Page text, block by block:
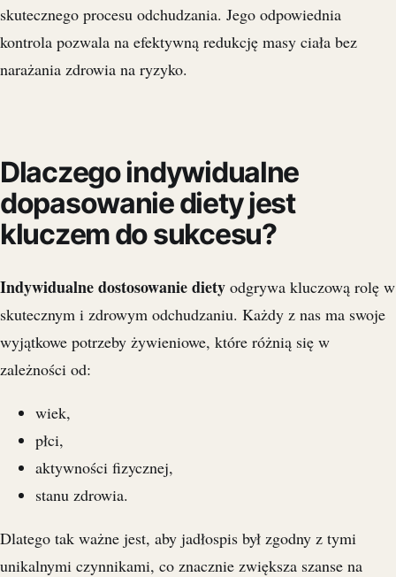
skutecznego procesu odchudzania. Jego odpowiednia
kontrola pozwala na efektywną redukcję masy ciała bez
narażania zdrowia na ryzyko.
Dlaczego indywidualne
dopasowanie diety jest
kluczem do sukcesu?
Indywidualne dostosowanie diety odgrywa kluczową rolę w
skutecznym i zdrowym odchudzaniu. Każdy z nas ma swoje
wyjątkowe potrzeby żywieniowe, które różnią się w
zależności od:
wiek,
płci,
aktywności fizycznej,
stanu zdrowia.
Dlatego tak ważne jest, aby jadłospis był zgodny z tymi
unikalnymi czynnikami, co znacznie zwiększa szanse na